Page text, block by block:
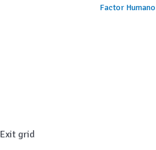
Factor Humano
Exit grid